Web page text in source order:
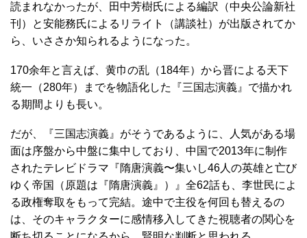
読まれなかったが、田中芳樹氏による編訳（中央公論新社
刊）と安能務氏によるリライト（講談社）が出版されてか
ら、いささか知られるようになった。
170余年と言えば、黄巾の乱（184年）から晋による天下
統一（280年）までを物語化した『三国志演義』で描かれ
る期間よりも長い。
だが、『三国志演義』がそうであるように、人気がある場
面は序盤から中盤に集中しており、中国で2013年に制作
されたテレビドラマ『隋唐演義〜集いし46人の英雄と亡び
ゆく帝国（原題は『隋唐演義』）』全62話も、李世民によ
る政権奪取をもって完結。途中で主役を何回も替えるの
は、そのキャラクターに感情移入してきた視聴者の関心を